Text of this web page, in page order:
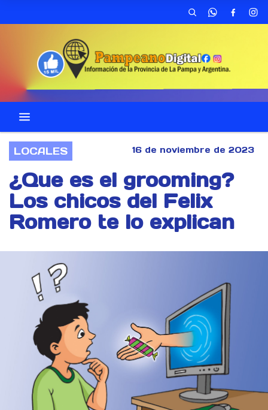
LOCALES 16 de noviembre de 2023
¿Que es el grooming?
Los chicos del Felix
Romero te lo explican